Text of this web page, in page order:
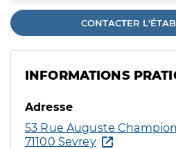
CONTACTER
INFORMATIONS
Adresse
53 Rue Auguste
71100 Sevrey